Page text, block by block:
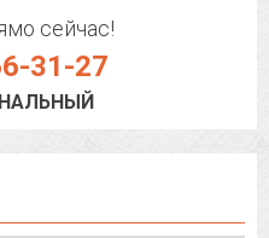
сейчас!
31-27